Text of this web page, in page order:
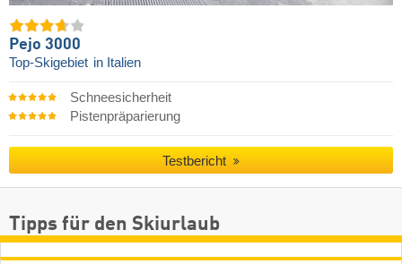
Pejo 3000
Top-Skigebiet in Italien
Schneesicherheit
Pistenpräparierung
Testbericht
Tipps für den Skiurlaub